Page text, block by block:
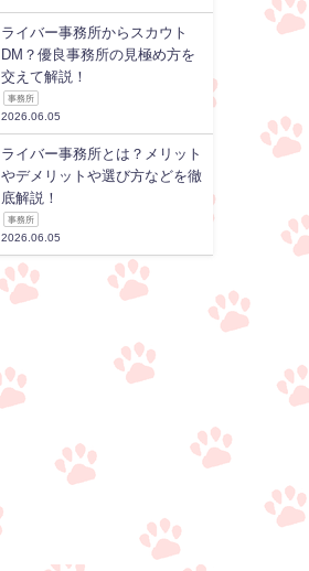
ライバー事務所からスカウト
DM？優良事務所の見極め方を
交えて解説！
事務所
2026.06.05
ライバー事務所とは？メリット
やデメリットや選び方などを徹
底解説！
事務所
2026.06.05